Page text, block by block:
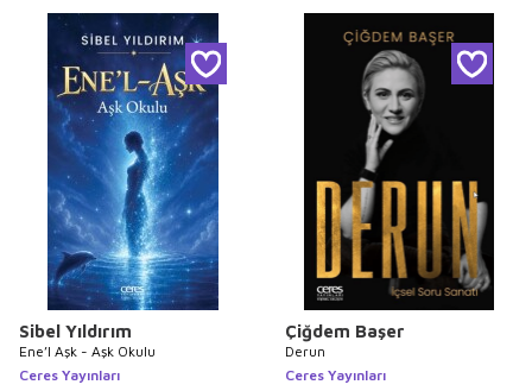
Sibel Yıldırım
Ene’l Aşk - Aşk Okulu
Ceres Yayınları
Çiğdem Başer
Derun
Ceres Yayınları